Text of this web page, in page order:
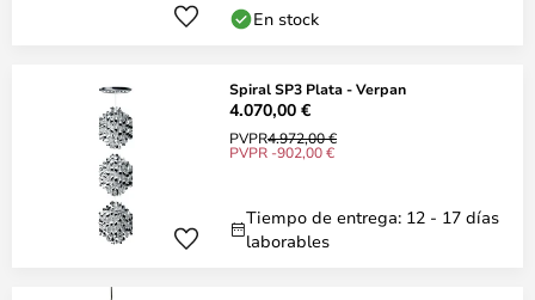
En stock
Spiral SP3 Plata - Verpan
4.070,00 €
PVPR4.972,00 €
PVPR -902,00 €
Tiempo de entrega: 12 - 17 días
laborables